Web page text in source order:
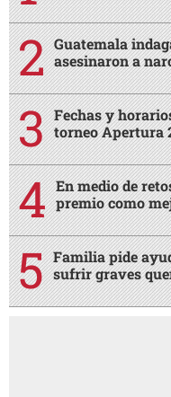
Guatemala
asesinaron a
Fechas y
torneo Apertura
En medio de
premio como
Familia pide
sufrir graves